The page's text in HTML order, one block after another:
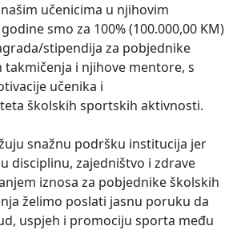
učenicima u njihovim
smo za 100% (100.000,00 KM)
stipendija za pobjednike
i njihove mentore, s
učenika i
školskih sportskih aktivnosti.
snažnu podršku institucija jer
disciplinu, zajedništvo i zdrave
iznosa za pobjednike školskih
želimo poslati jasnu poruku da
uspjeh i promociju sporta među